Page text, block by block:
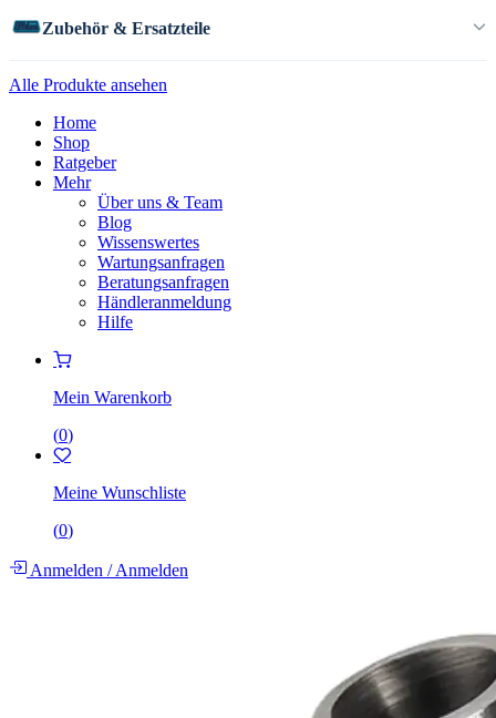
Zubehör & Ersatzteile
Alle Produkte ansehen
Home
Shop
Ratgeber
Mehr
Über uns & Team
Blog
Wissenswertes
Wartungsanfragen
Beratungsanfragen
Händleranmeldung
Hilfe
Mein Warenkorb
(0)
Meine Wunschliste
(0)
Anmelden /Anmelden